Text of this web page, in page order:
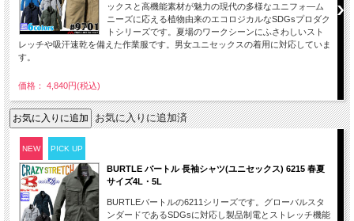
ックスと高機能素材が魅力の現代の多様なユニフォ―ム
ニーズに応える植物由来のエコロジカルなSDGsプロダク
トシリーズです。夏場のワークシーンにふさわしいスト
レッチや吸汗速乾を備えた作業服です。男女ユニセックスの着用に対応していま
す。
価格： 4,840円(税込)
お気に入りに追加済
NEW PICK UP
BURTLE バートル 長袖シャツ(ユニセックス) 6215 春夏
サイズ4L・5L
BURTLEバートルの6211シリーズです。グローバルスタ
ンダードであるSDGsに対応し製品制電とストレッチ機能